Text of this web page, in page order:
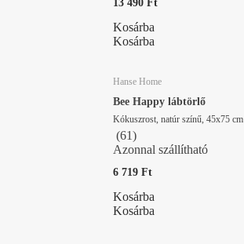
13 490 Ft
Kosárba
Kosárba
Hanse Home
Bee Happy lábtörlő
Kókuszrost, natúr színű, 45x75 cm
(61)
Azonnal szállítható
6 719 Ft
Kosárba
Kosárba